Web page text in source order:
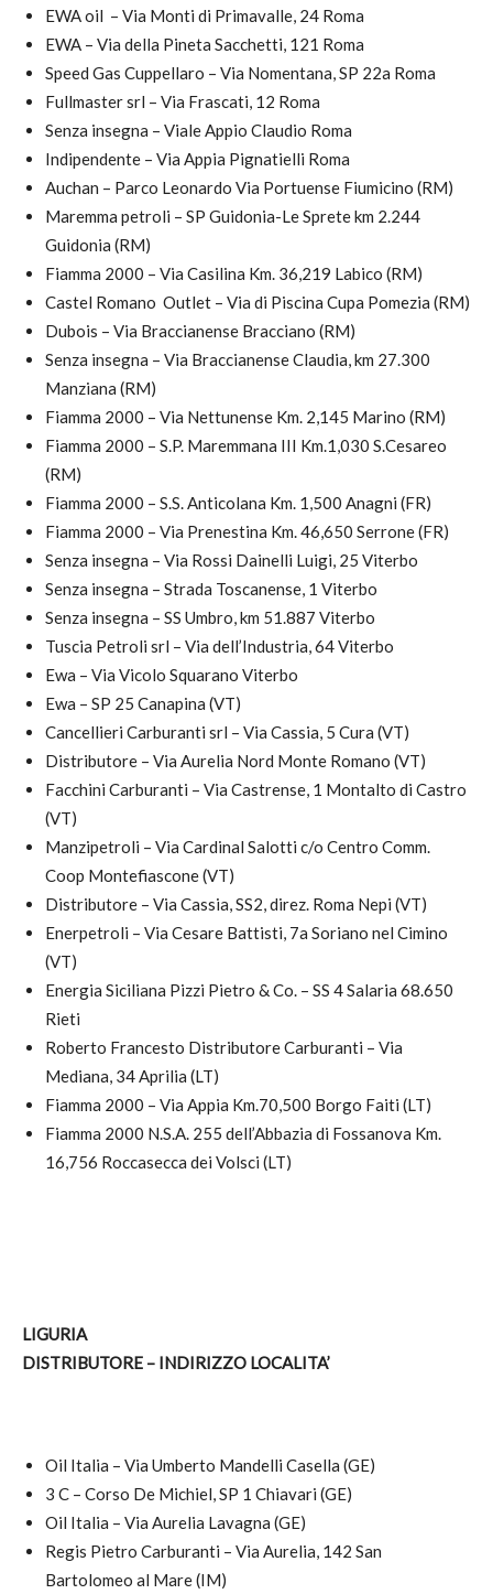
EWA oil – Via Monti di Primavalle, 24 Roma
EWA – Via della Pineta Sacchetti, 121 Roma
Speed Gas Cuppellaro – Via Nomentana, SP 22a Roma
Fullmaster srl – Via Frascati, 12 Roma
Senza insegna – Viale Appio Claudio Roma
Indipendente – Via Appia Pignatielli Roma
Auchan – Parco Leonardo Via Portuense Fiumicino (RM)
Maremma petroli – SP Guidonia-Le Sprete km 2.244
Guidonia (RM)
Fiamma 2000 – Via Casilina Km. 36,219 Labico (RM)
Castel Romano Outlet – Via di Piscina Cupa Pomezia (RM)
Dubois – Via Braccianense Bracciano (RM)
Senza insegna – Via Braccianense Claudia, km 27.300
Manziana (RM)
Fiamma 2000 – Via Nettunense Km. 2,145 Marino (RM)
Fiamma 2000 – S.P. Maremmana III Km.1,030 S.Cesareo
(RM)
Fiamma 2000 – S.S. Anticolana Km. 1,500 Anagni (FR)
Fiamma 2000 – Via Prenestina Km. 46,650 Serrone (FR)
Senza insegna – Via Rossi Dainelli Luigi, 25 Viterbo
Senza insegna – Strada Toscanense, 1 Viterbo
Senza insegna – SS Umbro, km 51.887 Viterbo
Tuscia Petroli srl – Via dell’Industria, 64 Viterbo
Ewa – Via Vicolo Squarano Viterbo
Ewa – SP 25 Canapina (VT)
Cancellieri Carburanti srl – Via Cassia, 5 Cura (VT)
Distributore – Via Aurelia Nord Monte Romano (VT)
Facchini Carburanti – Via Castrense, 1 Montalto di Castro
(VT)
Manzipetroli – Via Cardinal Salotti c/o Centro Comm.
Coop Montefiascone (VT)
Distributore – Via Cassia, SS2, direz. Roma Nepi (VT)
Enerpetroli – Via Cesare Battisti, 7a Soriano nel Cimino
(VT)
Energia Siciliana Pizzi Pietro & Co. – SS 4 Salaria 68.650
Rieti
Roberto Francesto Distributore Carburanti – Via
Mediana, 34 Aprilia (LT)
Fiamma 2000 – Via Appia Km.70,500 Borgo Faiti (LT)
Fiamma 2000 N.S.A. 255 dell’Abbazia di Fossanova Km.
16,756 Roccasecca dei Volsci (LT)
LIGURIA
DISTRIBUTORE – INDIRIZZO LOCALITA’
Oil Italia – Via Umberto Mandelli Casella (GE)
3 C – Corso De Michiel, SP 1 Chiavari (GE)
Oil Italia – Via Aurelia Lavagna (GE)
Regis Pietro Carburanti – Via Aurelia, 142 San
Bartolomeo al Mare (IM)